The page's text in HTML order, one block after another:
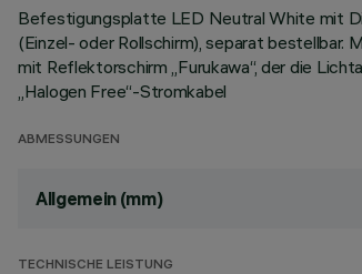
Befestigungsplatte LED Neutral White mit
(Einzel- oder Rollschirm), separat
mit Reflektorschirm „Furukawa“, der die
„Halogen Free“-Stromkabel
ABMESSUNGEN
Allgemein (mm)
TECHNISCHE LEISTUNG